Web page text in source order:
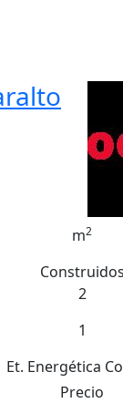
m2
Construidos
2
1
Et. Energética
Precio